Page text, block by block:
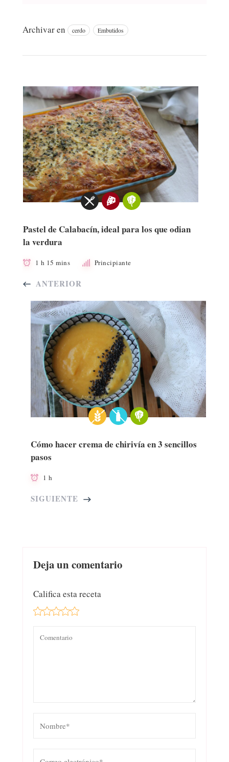
Archivar en cerdo Embutidos
Pastel de Calabacín, ideal para los que odian
la verdura
1 h 15 mins Principiante
ANTERIOR
Cómo hacer crema de chirivía en 3 sencillos
pasos
1 h
SIGUIENTE
Deja un comentario
Califica esta receta